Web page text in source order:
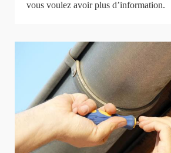
vous voulez avoir plus d’information.